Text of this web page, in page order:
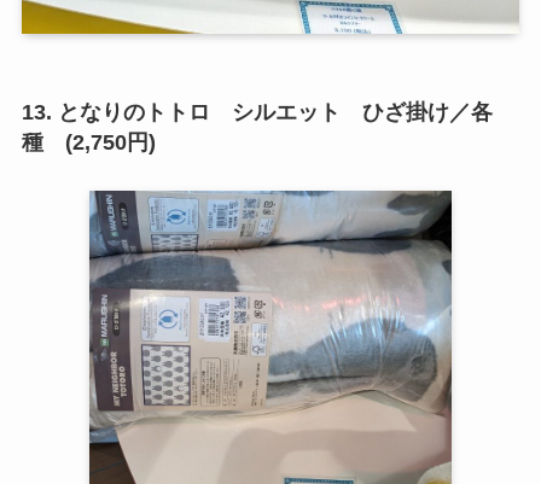
13. となりのトトロ シルエット ひざ掛け／各
種 (2,750円)